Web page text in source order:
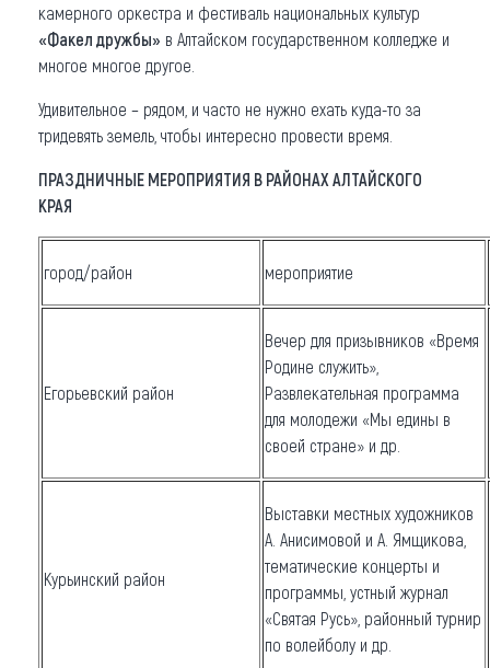
камерного оркестра и фестиваль национальных культур
«Факел дружбы» в Алтайском государственном колледже и
многое многое другое.
Удивительное – рядом, и часто не нужно ехать куда-то за
тридевять земель, чтобы интересно провести время.
ПРАЗДНИЧНЫЕ МЕРОПРИЯТИЯ В РАЙОНАХ АЛТАЙСКОГО
КРАЯ
город/район мероприятие
Егорьевский район
Вечер для призывников «Время
Родине служить»,
Развлекательная программа
для молодежи «Мы едины в
своей стране» и др.
Курьинский район
Выставки местных художников
А. Анисимовой и А. Ямщикова,
тематические концерты и
программы, устный журнал
«Святая Русь», районный турнир
по волейболу и др.